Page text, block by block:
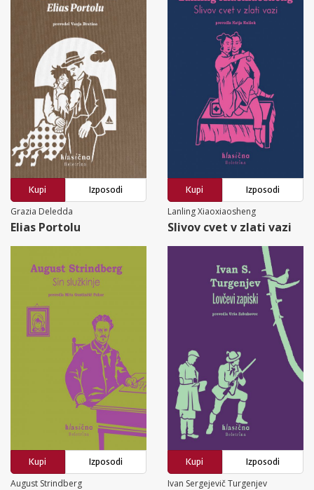
Kupi
Izposodi
Grazia Deledda
Elias Portolu
Kupi
Izposodi
Lanling Xiaoxiaosheng
Slivov cvet v zlati vazi
Kupi
Izposodi
August Strindberg
Kupi
Izposodi
Ivan Sergejevič Turgenjev